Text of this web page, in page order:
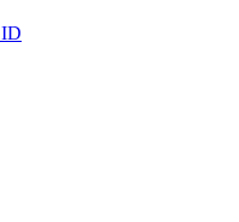
ID